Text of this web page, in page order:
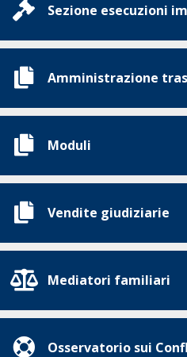
Sezione esecuzioni
Amministrazione
Moduli
Vendite giudiziarie
Mediatori familiari
Osservatorio sui